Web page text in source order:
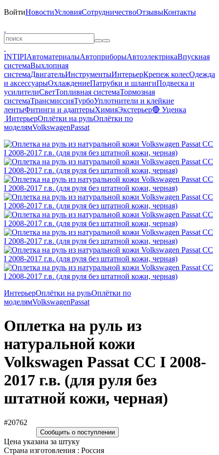
ВойтиНовостиУсловияСотрудничествоОтзывыКонтакты
INTIPIАвтоматериалыАвтоприборыАвтоэлектрикаВпускная
системаВыхлопная
системаДвигательИнструментыИнтерьерКрепеж колесОдежда
и аксессуарыОхлаждениеПатрубки и шлангиПодвеска и
усилителиСветТопливная системаТормозная
системаТрансмиссияТурбоУплотнители и клейкие
лентыФитинги и адаптерыХимияЭкстерьер🔴 Уценка
ИнтерьерОплётки на рульОплётки по
моделямVolkswagenPassat
ИнтерьерОплётки на рульОплётки по
моделямVolkswagenPassat
Оплетка на руль из
натуральной кожи
Volkswagen Passat CC I 2008-
2017 г.в. (для руля без
штатной кожи, черная)
#20762
Сообщить о поступлении
Цена указана за штуку
Страна изготовления : Россия